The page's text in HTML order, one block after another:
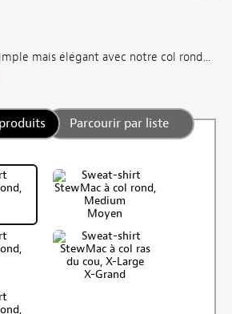
mais élégant avec notre col rond...
Parcourir par liste
Moyen
X-Grand